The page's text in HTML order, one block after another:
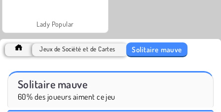
Lady Popular
Jeux de Société et de Cartes Solitaire mauve
Solitaire mauve
60% des joueurs aiment ce jeu